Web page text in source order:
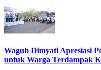
Wagub Dimyati Apresiasi
untuk Warga Terdampak